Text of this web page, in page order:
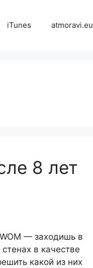
iTunes atmoravi.eu
8 лет
— заходишь в
в качестве
какой из них